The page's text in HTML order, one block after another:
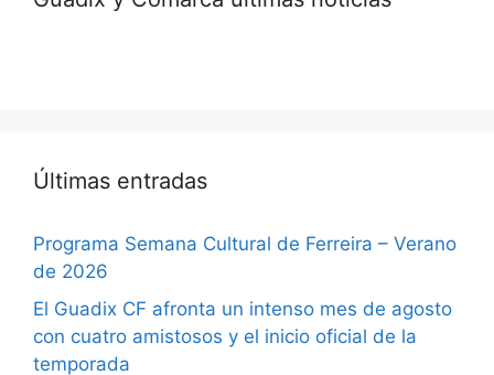
Últimas entradas
Programa Semana Cultural de Ferreira – Verano
de 2026
El Guadix CF afronta un intenso mes de agosto
con cuatro amistosos y el inicio oficial de la
temporada